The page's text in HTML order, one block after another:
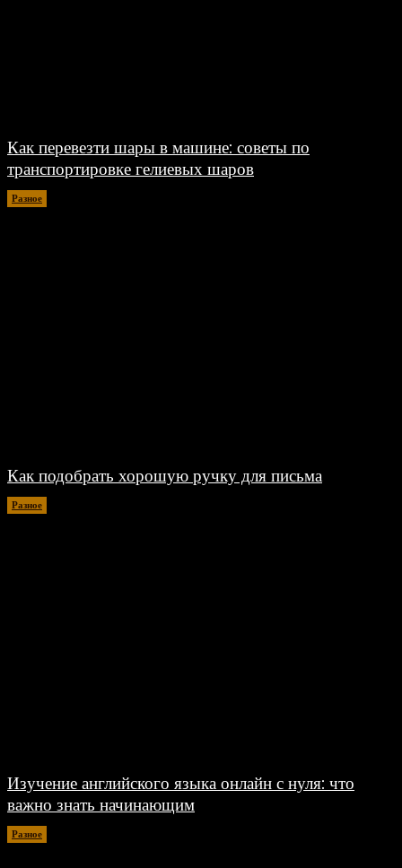
Как перевезти шары в машине: советы по
транспортировке гелиевых шаров
Разное
Как подобрать хорошую ручку для письма
Разное
Изучение английского языка онлайн с нуля: что
важно знать начинающим
Разное